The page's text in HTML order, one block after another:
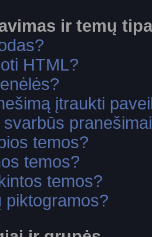
ir temų
HTML?
įtraukti
temos?
temos?
temos?
piktogramos?